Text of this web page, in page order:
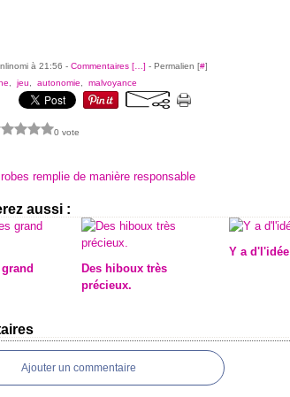
à 21:56 - Commentaires [ ] - Permalien [#]
jeu autonomie malvoyance
0 vote
remplie de manière responsable
aussi :
Des hiboux très
précieux.
Y a d'l'idée
Ajouter un commentaire